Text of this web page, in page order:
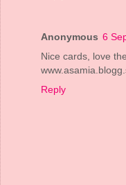
Anonymous 6
Nice cards, love
Reply